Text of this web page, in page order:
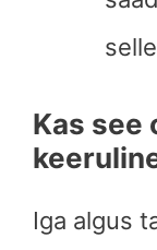
Kas see
Iga algus